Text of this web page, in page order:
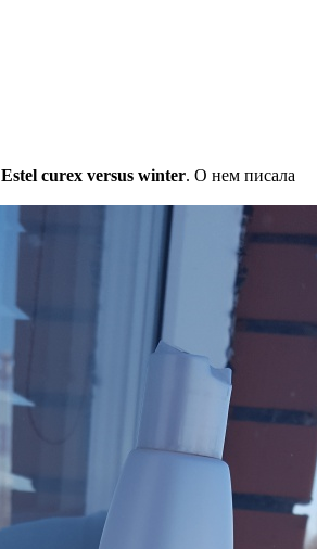
Estel curex versus winter. О нем писала